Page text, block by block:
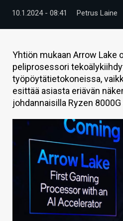
TECHBBS
HINTA.FI
KAUPPA
VAIHDA TEEMA
HAKU
10.1.2024 - 08:41 Petrus Laine
Yhtiön mukaan Arrow Lake
peliprosessori
työpöytätietokoneissa,
esittää asiasta eriävän
johdannaisilla Ryzen